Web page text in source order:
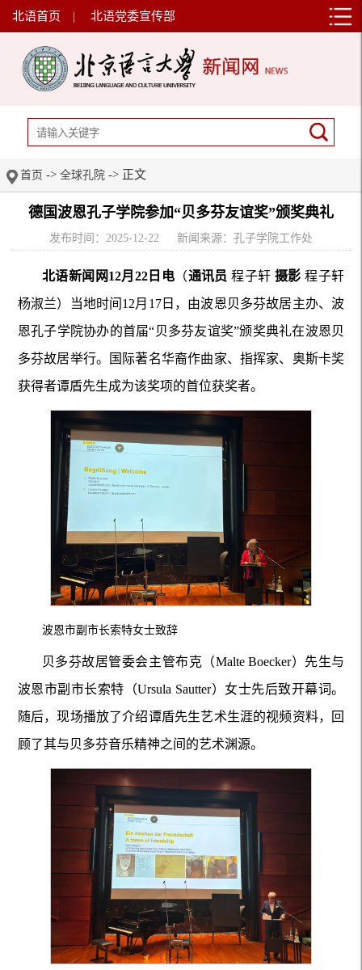
北语首页 | 北语党委宣传部
首页 -> 全球孔院 -> 正文
德国波恩孔子学院参加“贝多芬友谊奖”颁奖典礼
发布时间：2025-12-22 新闻来源：孔子学院工作处
北语新闻网12月22日电 （通讯员 程子轩摄影 程子轩
杨淑兰）当地时间12月17日，由波恩贝多芬故居主办、波
恩孔子学院协办的首届“贝多芬友谊奖”颁奖典礼在波恩贝
多芬故居举行。国际著名华裔作曲家、指挥家、奥斯卡奖
获得者谭盾先生成为该奖项的首位获奖者。
波恩市副市长索特女士致辞
贝多芬故居管委会主管布克（Malte Boecker）先生与
波恩市副市长索特（Ursula Sautter）女士先后致开幕词。
随后，现场播放了介绍谭盾先生艺术生涯的视频资料，回
顾了其与贝多芬音乐精神之间的艺术渊源。